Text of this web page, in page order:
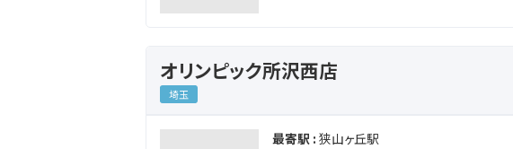
オリンピック所沢西店
埼玉
最寄駅 : 狭山ヶ丘駅